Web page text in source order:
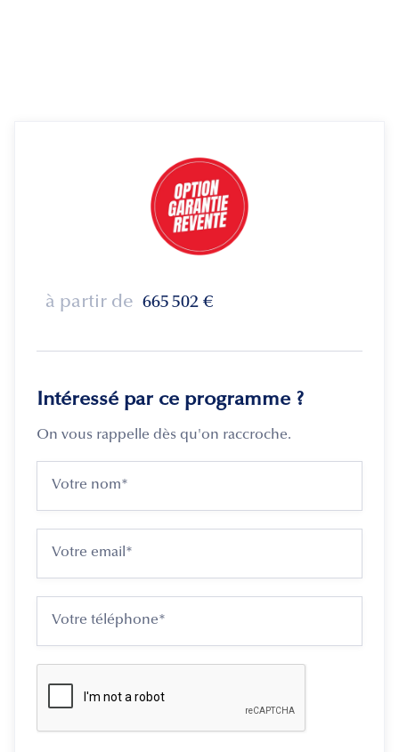
à partir de 665 502 €
Intéressé par ce programme ?
On vous rappelle dès qu'on raccroche.